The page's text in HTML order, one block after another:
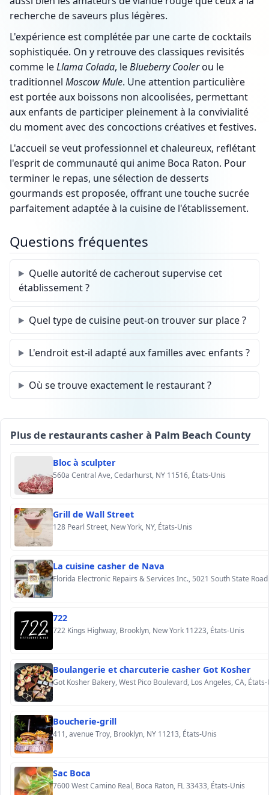
recherche de saveurs plus légères.
L'expérience est complétée par une carte de cocktails
sophistiquée. On y retrouve des classiques revisités
comme leLlama Colada, leBlueberry Coolerou le
traditionnel Moscow Mule. Une attention particulière
est portée aux boissons non alcoolisées, permettant
aux enfants de participer pleinement à la convivialité
du moment avec des concoctions créatives et festives.
L'accueil se veut professionnel et chaleureux, reflétant
l'esprit de communauté qui anime Boca Raton. Pour
terminer le repas, une sélection de desserts
gourmands est proposée, offrant une touche sucrée
parfaitement adaptée à la cuisine de l'établissement.
Questions fréquentes
Quelle autorité de cacherout supervise cet
établissement ?
Quel type de cuisine peut-on trouver sur place ?
L'endroit est-il adapté aux familles avec enfants ?
Où se trouve exactement le restaurant ?
Plus de restaurants casher à Palm Beach County
Bloc à sculpter
560a Central Ave, Cedarhurst, NY 11516, États-Unis
Grill de Wall Street
128 Pearl Street, New York, NY, États-Unis
La cuisine casher de Nava
722
722 Kings Highway, Brooklyn, New York 11223, États-Unis
Boulangerie et charcuterie casher Got Kosher
Got Kosher Bakery, West Pico Boulevard, Los Angeles, CA,
Boucherie-grill
411, avenue Troy, Brooklyn, NY 11213, États-Unis
Sac Boca
7600 West Camino Real, Boca Raton, FL 33433, États-Unis